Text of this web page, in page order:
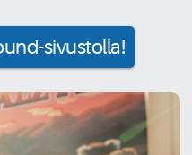
sivustolla!